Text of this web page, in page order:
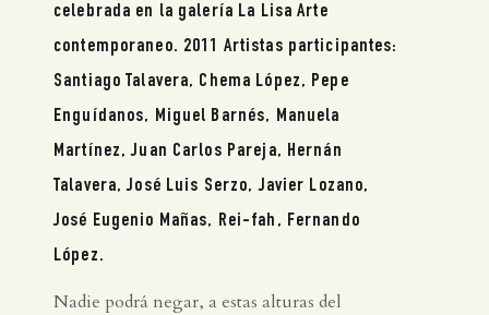
celebrada en la galería La Lisa Arte
contemporaneo. 2011 Artistas participantes:
Santiago Talavera, Chema López, Pepe
Enguídanos, Miguel Barnés, Manuela
Martínez, Juan Carlos Pareja, Hernán
Talavera, José Luis Serzo, Javier Lozano,
José Eugenio Mañas, Rei-fah, Fernando
López.
Nadie podrá negar, a estas alturas del